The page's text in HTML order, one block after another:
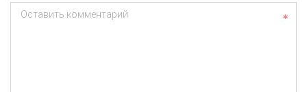
Оставить комментарий